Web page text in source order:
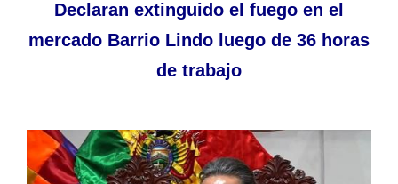
Declaran extinguido el fuego en el
mercado Barrio Lindo luego de 36 horas
de trabajo